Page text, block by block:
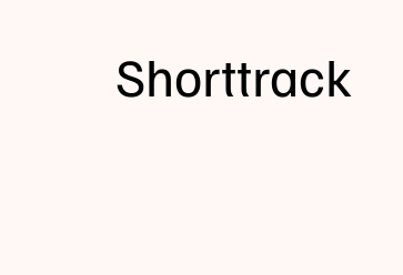
Shorttrack